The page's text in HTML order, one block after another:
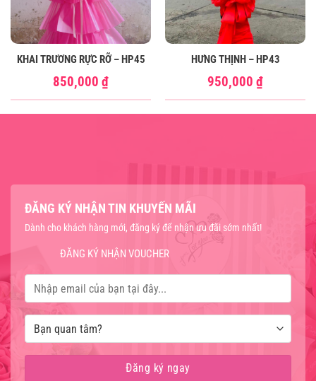
KHAI TRƯƠNG RỰC RỠ – HP45
850,000 ₫
HƯNG THỊNH – HP43
950,000 ₫
ĐĂNG KÝ NHẬN TIN KHUYẾN MÃI
Dành cho khách hàng mới, đăng ký để nhận ưu đãi sớm nhất!
ĐĂNG KÝ NHẬN VOUCHER